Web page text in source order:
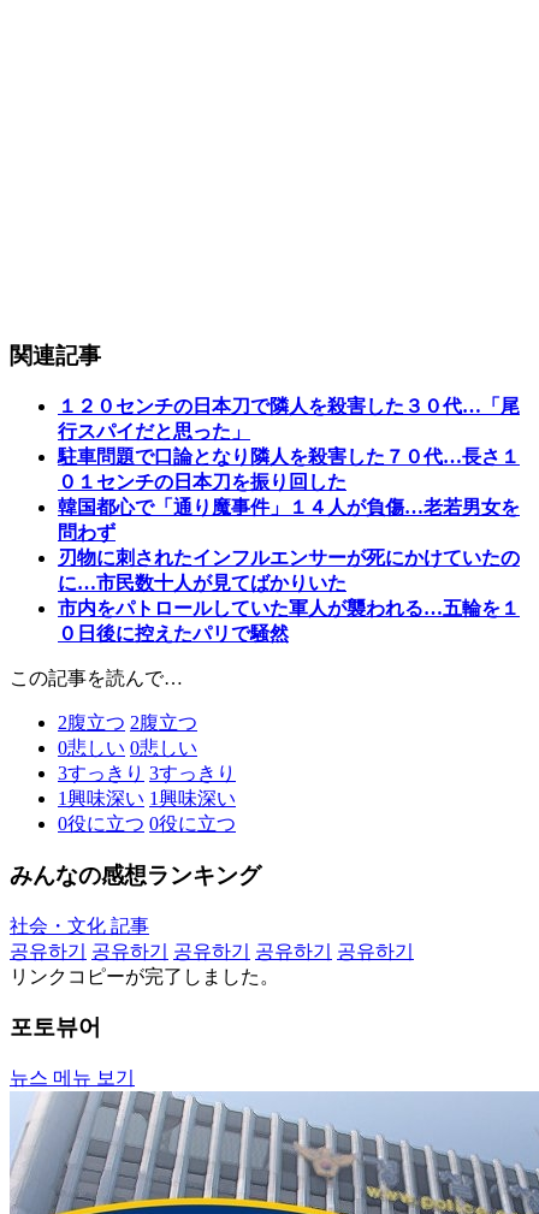
関連記事
１２０センチの日本刀で隣人を殺害した３０代…「尾
行スパイだと思った」
駐車問題で口論となり隣人を殺害した７０代…長さ１
０１センチの日本刀を振り回した
韓国都心で「通り魔事件」１４人が負傷…老若男女を
問わず
刃物に刺されたインフルエンサーが死にかけていたの
に…市民数十人が見てばかりいた
市内をパトロールしていた軍人が襲われる…五輪を１
０日後に控えたパリで騒然
この記事を読んで…
2腹立つ 2腹立つ
0悲しい 0悲しい
3すっきり 3すっきり
1興味深い 1興味深い
0役に立つ 0役に立つ
みんなの感想ランキング
社会・文化 記事
공유하기
공유하기 공유하기 공유하기
공유하기
リンクコピーが完了しました。
포토뷰어
뉴스 메뉴 보기